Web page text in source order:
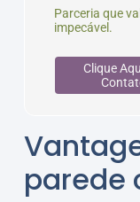
Parceria que
impecável.
Clique
parede